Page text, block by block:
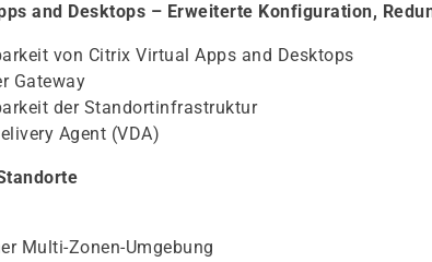
and Desktops – Erweiterte Konfiguration,
von Citrix Virtual Apps and Desktops
Gateway
der Standortinfrastruktur
Agent (VDA)
Multi-Zonen-Umgebung